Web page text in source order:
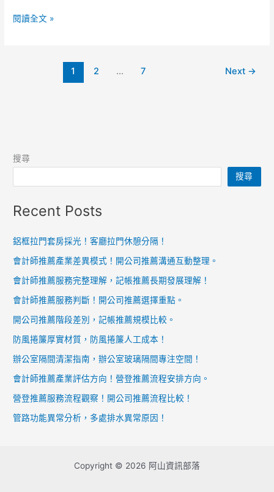
記
場
成
的
務
到
程
序。
創
境
析
定
劃？
開
公
司
程
線
上
准
與
申
閱讀全文 »
1 2 ... 7 Next →
搜尋
搜尋
Recent Posts
鋁框拉門套房採光！客廳拉門休憩分隔！
會計師推薦產業差異模式！開公司推薦溝通互動整理。
會計師推薦服務完整理解，記帳推薦長期發展理解！
會計師推薦服務判斷！開公司推薦選擇重點。
開公司推薦階段差別，記帳推薦規模比較。
防風捲簾厚實材質，防風捲簾人工成本！
辦公室隔間清潔指南，辦公室玻璃隔間專注空間！
會計師推薦產業評估方向！營登推薦流程安排方向。
營登推薦服務流程觀察！開公司推薦流程比較！
管路功能異常分析，多處排水異常原因！
Copyright © 2026 阿山資訊部落